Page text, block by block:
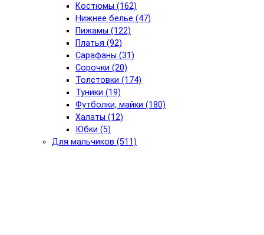
Костюмы (162)
Нижнее белье (47)
Пижамы (122)
Платья (92)
Сарафаны (31)
Сорочки (20)
Толстовки (174)
Туники (19)
Футболки, майки (180)
Халаты (12)
Юбки (5)
Для мальчиков (511)